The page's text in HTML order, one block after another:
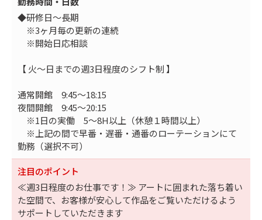
◆研修日～長期
※3ヶ月毎の更新の連続
※開始日応相談
【 火～日までの週3日程度のシフト制 】
通常開館 9:45～18:15
夜間開館 9:45～20:15
※1日の実働 5～8H以上（休憩１時間以上）
※上記の間で早番・遅番・通番のローテーションにて
勤務（選択不可）
注目のポイント
≪週3日程度のお仕事です！≫ アートに囲まれた落ち着い
た空間で、お客様が安心して作品をご覧いただけるよう
サポートしていただきます